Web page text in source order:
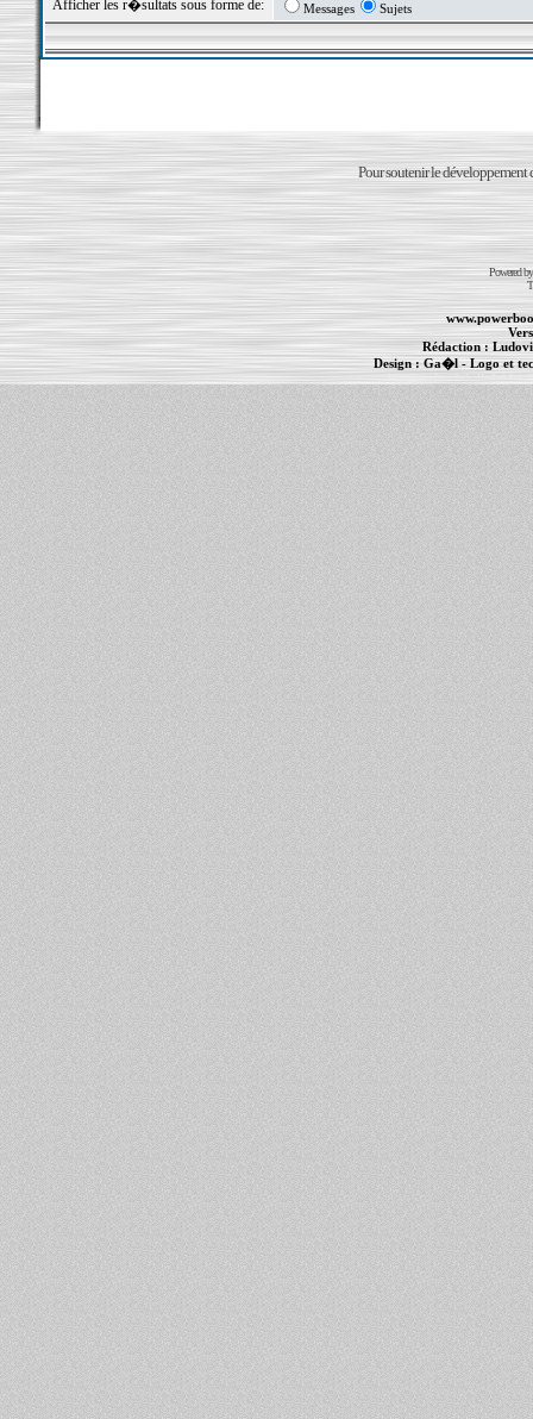
Afficher les r�sultats sous forme de: Messages Sujets
Pour soutenir le développement
Powered
Rédaction :
Design : Ga�l- Logo et